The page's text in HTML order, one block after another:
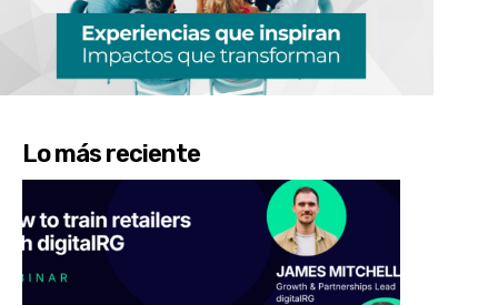
Lo más reciente